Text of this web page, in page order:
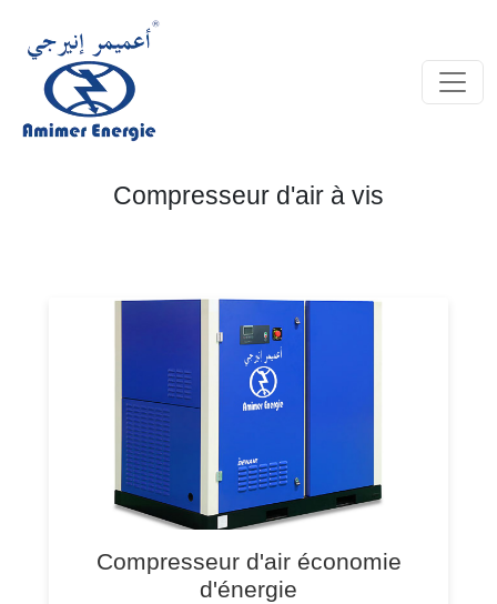
Compresseur d'air à vis
Compresseur d'air économie
d'énergie